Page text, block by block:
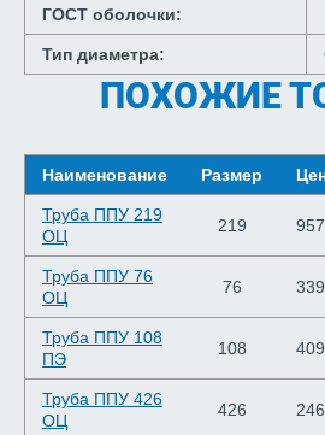
ГОСТ оболочки:
Тип диаметра:
ПОХОЖИЕ
Наименование Размер
Труба ППУ 219
ОЦ
219
Труба ППУ 76
ОЦ
76
Труба ППУ 108
ПЭ
108
Труба ППУ 426
ОЦ
426